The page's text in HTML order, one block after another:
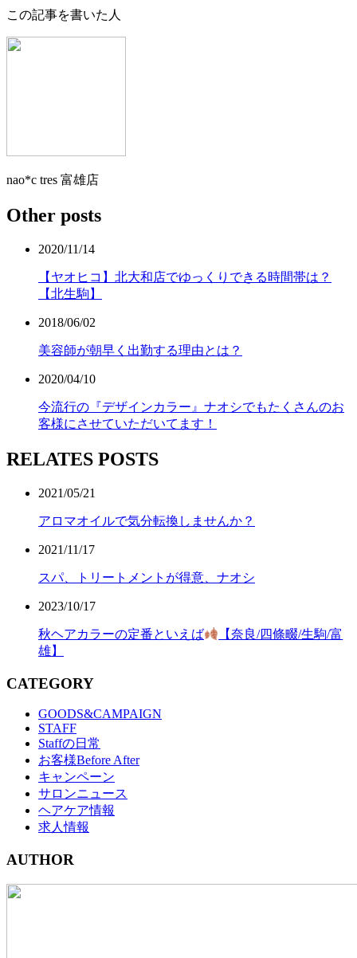
この記事を書いた人
nao*c tres 富雄店
Other posts
2020/11/14
【ヤオヒコ】北大和店でゆっくりできる時間帯は？
【北生駒】
2018/06/02
美容師が朝早く出勤する理由とは？
2020/04/10
今流行の『デザインカラー』ナオシでもたくさんのお
客様にさせていただいてます！
RELATES POSTS
2021/05/21
アロマオイルで気分転換しませんか？
2021/11/17
スパ、トリートメントが得意、ナオシ
2023/10/17
秋ヘアカラーの定番といえば
【奈良/四條畷/生駒/富
雄】
CATEGORY
GOODS&CAMPAIGN
STAFF
Staffの日常
お客様Before After
キャンペーン
サロンニュース
ヘアケア情報
求人情報
AUTHOR